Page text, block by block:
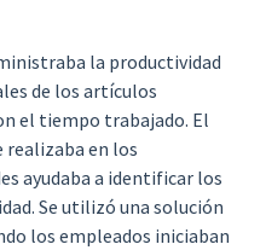
la productividad
de los artículos
el tiempo trabajado. El
realizaba en los
ayudaba a identificar los
Se utilizó una solución
los empleados iniciaban